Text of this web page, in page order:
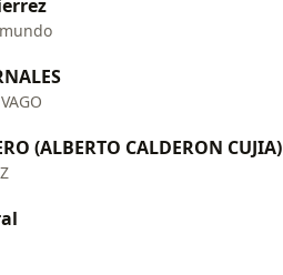
(ALBERTO CALDERON CUJIA)